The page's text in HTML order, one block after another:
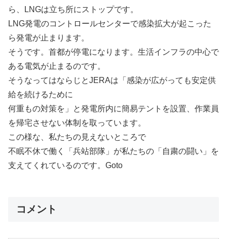
ら、LNGは立ち所にストップです。
LNG発電のコントロールセンターで感染拡大が起こった
ら発電が止まります。
そうです。首都が停電になります。生活インフラの中心で
ある電気が止まるのです。
そうなってはならじとJERAは「感染が広がっても安定供
給を続けるために
何重もの対策を」と発電所内に簡易テントを設置、作業員
を帰宅させない体制を取っています。
この様な、私たちの見えないところで
不眠不休で働く「兵站部隊」が私たちの「自粛の闘い」を
支えてくれているのです。Goto
コメント